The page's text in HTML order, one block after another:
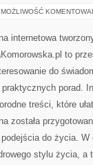
MOŻLIWOŚĆ
internetowa
to
do
praktycznych porad.
treści, które
została
do życia. W
stylu życia, a